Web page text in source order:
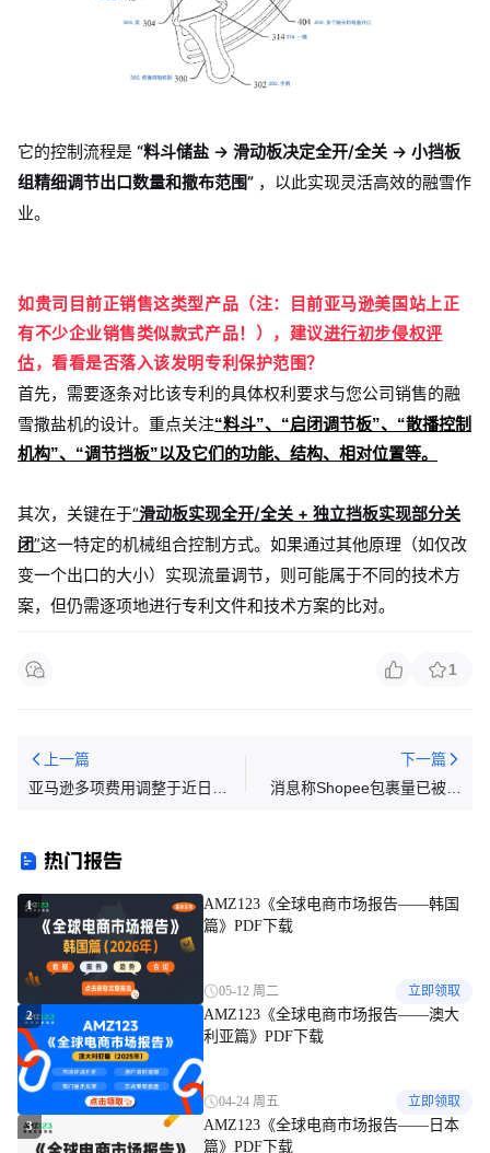
它的控制流程是 “料斗储盐 → 滑动板决定全开/全关 → 小挡板
组精细调节出口数量和撒布范围” ，以此实现灵活高效的融雪作
业。
如贵司目前正销售这类型产品（注：目前亚马逊美国站上正
有不少企业销售类似款式产品！），建议进行初步侵权评
估，看看是否落入该发明专利保护范围？
首先，需要逐条对比该专利的具体权利要求与您公司销售的融
雪撒盐机的设计。重点关注“料斗”、“启闭调节板”、“散播控制
机构”、“调节挡板”以及它们的功能、结构、相对位置等。
其次，关键在于“滑动板实现全开/全关 + 独立挡板实现部分关
闭”这一特定的机械组合控制方式。如果通过其他原理（如仅改
变一个出口的大小）实现流量调节，则可能属于不同的技术方
案，但仍需逐项地进行专利文件和技术方案的比对。
1
上一篇
亚马逊多项费用调整于近日正
下一篇
消息称Shopee包裹量已被超
热门报告
1
AMZ123《全球电商市场报告——韩国
篇》PDF下载
05-12 周二 立即领取
2
AMZ123《全球电商市场报告——澳大
利亚篇》PDF下载
04-24 周五 立即领取
3
AMZ123《全球电商市场报告——日本
篇》PDF下载